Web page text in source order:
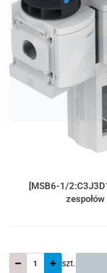
[MSB6-1/
szt.